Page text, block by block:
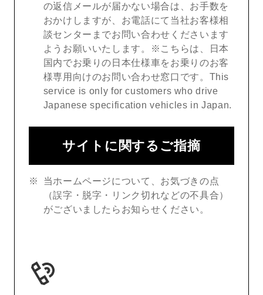
の返信メールが届かない場合は、お手数を
おかけしますが、お電話にて当社お客様相
談センターまでお問い合わせくださいます
ようお願いいたします。※こちらは、日本
国内でお乗りの日本仕様車をお乗りのお客
様専用向けのお問い合わせ窓口です。This
service is only for customers who drive
Japanese specification vehicles in Japan.
サイトに関するご指摘
当ホームページについて、お気づきの点
（誤字・脱字・リンク切れなどの不具合）
がございましたらお知らせください。